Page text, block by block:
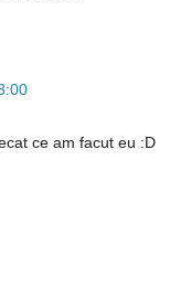
ce am facut eu :D